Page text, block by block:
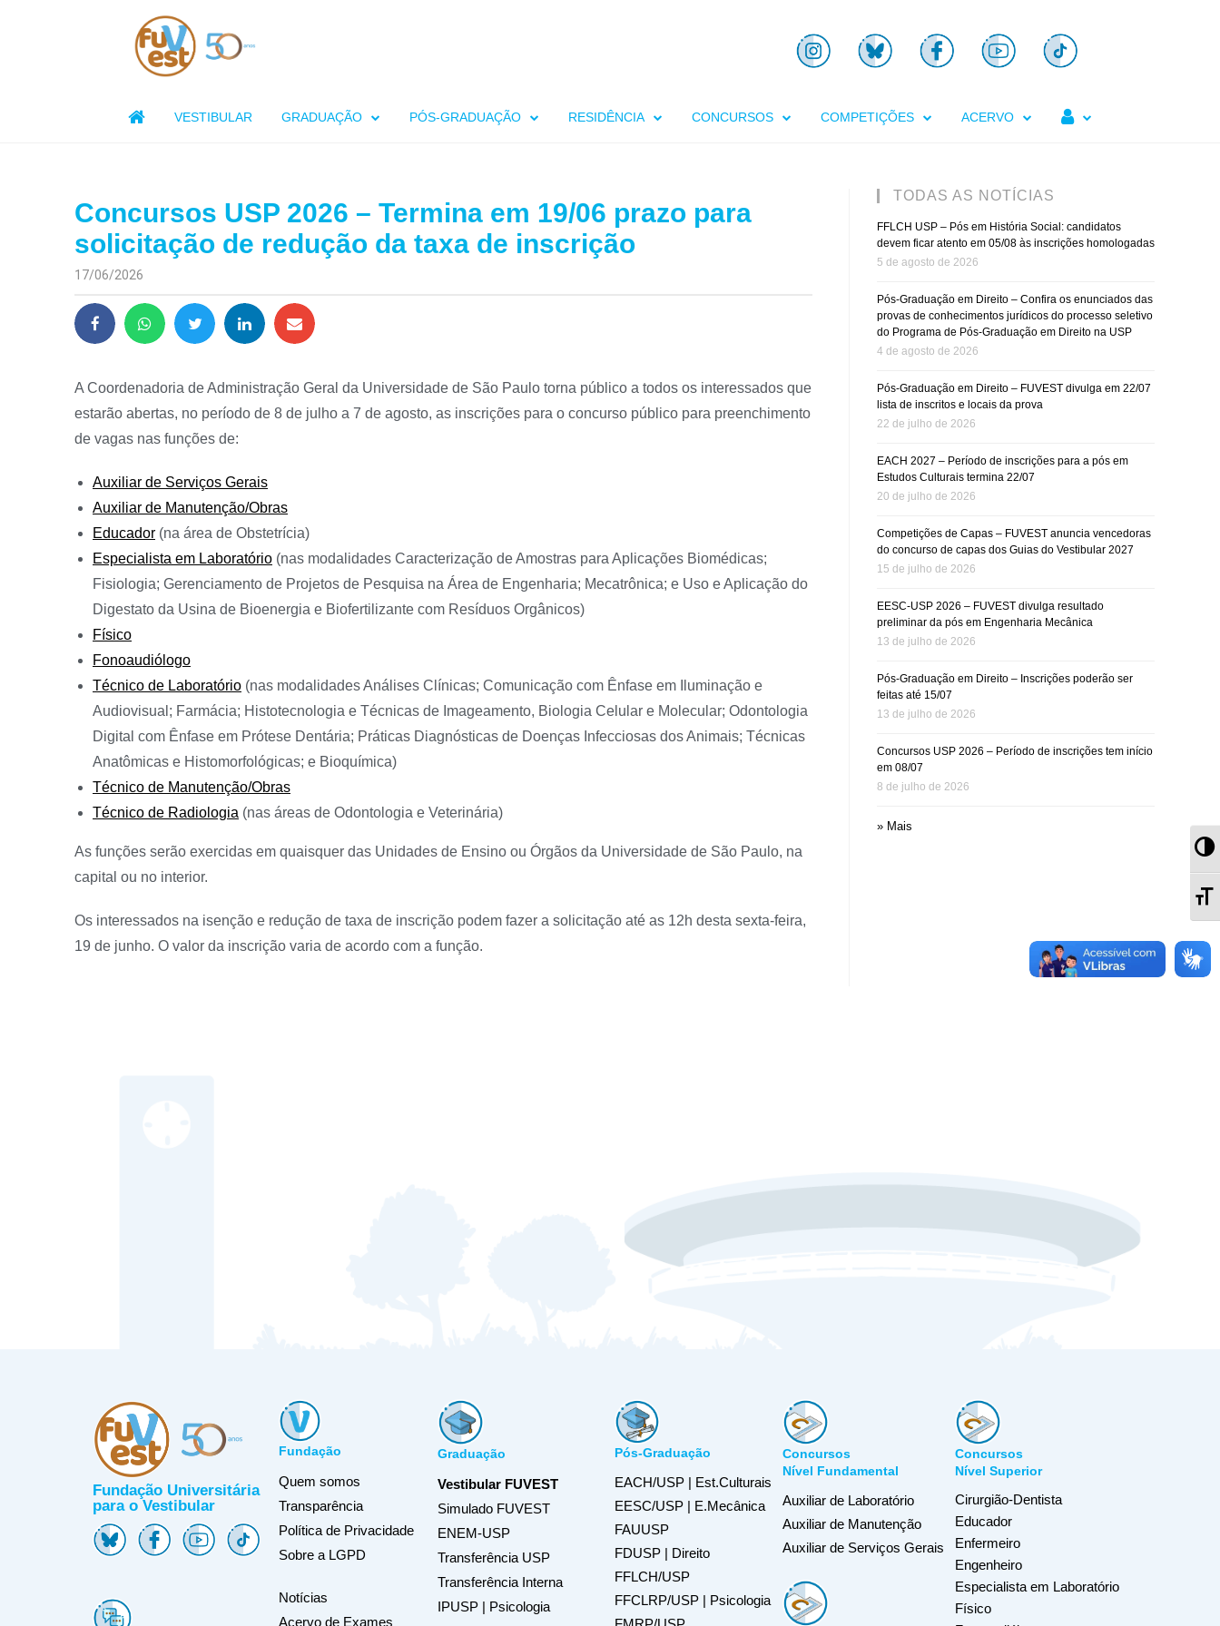
 VESTIBULAR GRADUAÇÃO PÓS-GRADUAÇÃO RESIDÊNCIA CONCURSOS COMPETIÇÕES ACERVO 
Concursos USP 2026 – Termina em 19/06 prazo para
solicitação de redução da taxa de inscrição
17/06/2026
A Coordenadoria de Administração Geral da Universidade de São Paulo torna público a todos os interessados que
estarão abertas, no período de 8 de julho a 7 de agosto, as inscrições para o concurso público para preenchimento
de vagas nas funções de:
Auxiliar de Serviços Gerais
Auxiliar de Manutenção/Obras
Educador (na área de Obstetrícia)
Especialista em Laboratório (nas modalidades Caracterização de Amostras para Aplicações Biomédicas;
Fisiologia; Gerenciamento de Projetos de Pesquisa na Área de Engenharia; Mecatrônica; e Uso e Aplicação do
Digestato da Usina de Bioenergia e Biofertilizante com Resíduos Orgânicos)
Físico
Fonoaudiólogo
Técnico de Laboratório (nas modalidades Análises Clínicas; Comunicação com Ênfase em Iluminação e
Audiovisual; Farmácia; Histotecnologia e Técnicas de Imageamento, Biologia Celular e Molecular; Odontologia
Digital com Ênfase em Prótese Dentária; Práticas Diagnósticas de Doenças Infecciosas dos Animais; Técnicas
Anatômicas e Histomorfológicas; e Bioquímica)
Técnico de Manutenção/Obras
Técnico de Radiologia (nas áreas de Odontologia e Veterinária)
As funções serão exercidas em quaisquer das Unidades de Ensino ou Órgãos da Universidade de São Paulo, na
capital ou no interior.
Os interessados na isenção e redução de taxa de inscrição podem fazer a solicitação até as 12h desta sexta-feira,
19 de junho. O valor da inscrição varia de acordo com a função.
TODAS AS NOTÍCIAS
FFLCH USP – Pós em História Social: candidatos
devem ficar atento em 05/08 às inscrições homologadas
5 de agosto de 2026
Pós-Graduação em Direito – Confira os enunciados das
provas de conhecimentos jurídicos do processo seletivo
do Programa de Pós-Graduação em Direito na USP
4 de agosto de 2026
Pós-Graduação em Direito – FUVEST divulga em 22/07
lista de inscritos e locais da prova
22 de julho de 2026
EACH 2027 – Período de inscrições para a pós em
Estudos Culturais termina 22/07
20 de julho de 2026
Competições de Capas – FUVEST anuncia vencedoras
do concurso de capas dos Guias do Vestibular 2027
15 de julho de 2026
EESC-USP 2026 – FUVEST divulga resultado
preliminar da pós em Engenharia Mecânica
13 de julho de 2026
Pós-Graduação em Direito – Inscrições poderão ser
feitas até 15/07
13 de julho de 2026
Concursos USP 2026 – Período de inscrições tem início
em 08/07
8 de julho de 2026
» Mais
Fundação Universitária
para o Vestibular
Fundação
Quem somos
Transparência
Política de Privacidade
Sobre a LGPD
Notícias
Acervo de Exames
Graduação
Vestibular FUVEST
Simulado FUVEST
ENEM-USP
Transferência USP
Transferência Interna
IPUSP | Psicologia
Pós-Graduação
EACH/USP | Est.Culturais
EESC/USP | E.Mecânica
FAUUSP
FDUSP | Direito
FFLCH/USP
FFCLRP/USP | Psicologia
Concursos
Nível Fundamental
Auxiliar de Laboratório
Auxiliar de Manutenção
Auxiliar de Serviços Gerais
Concursos
Nível Superior
Cirurgião-Dentista
Educador
Enfermeiro
Engenheiro
Especialista em Laboratório
Físico